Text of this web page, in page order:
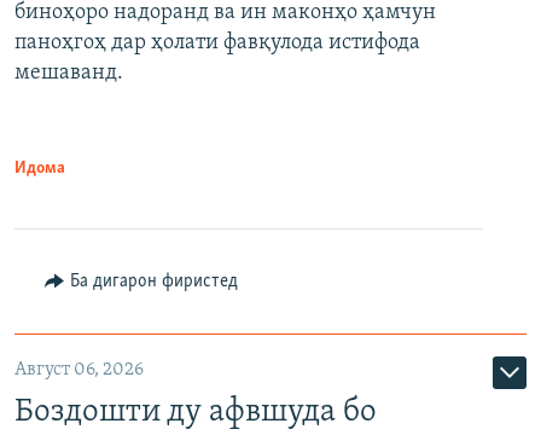
биноҳоро надоранд ва ин маконҳо ҳамчун
паноҳгоҳ дар ҳолати фавқулода истифода
мешаванд.
Идома
Ба дигарон фиристед
Август 06, 2026
Боздошти ду афвшуда бо